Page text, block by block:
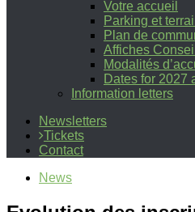
Votre accueil
Parking et
Plan de
Affiches
Modalités
Dates for 2027
Information letters
Newsletters
Tickets
Contact
News